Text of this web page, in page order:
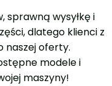
wysyłkę i
dlatego klienci z
naszej oferty.
modele i
maszyny!